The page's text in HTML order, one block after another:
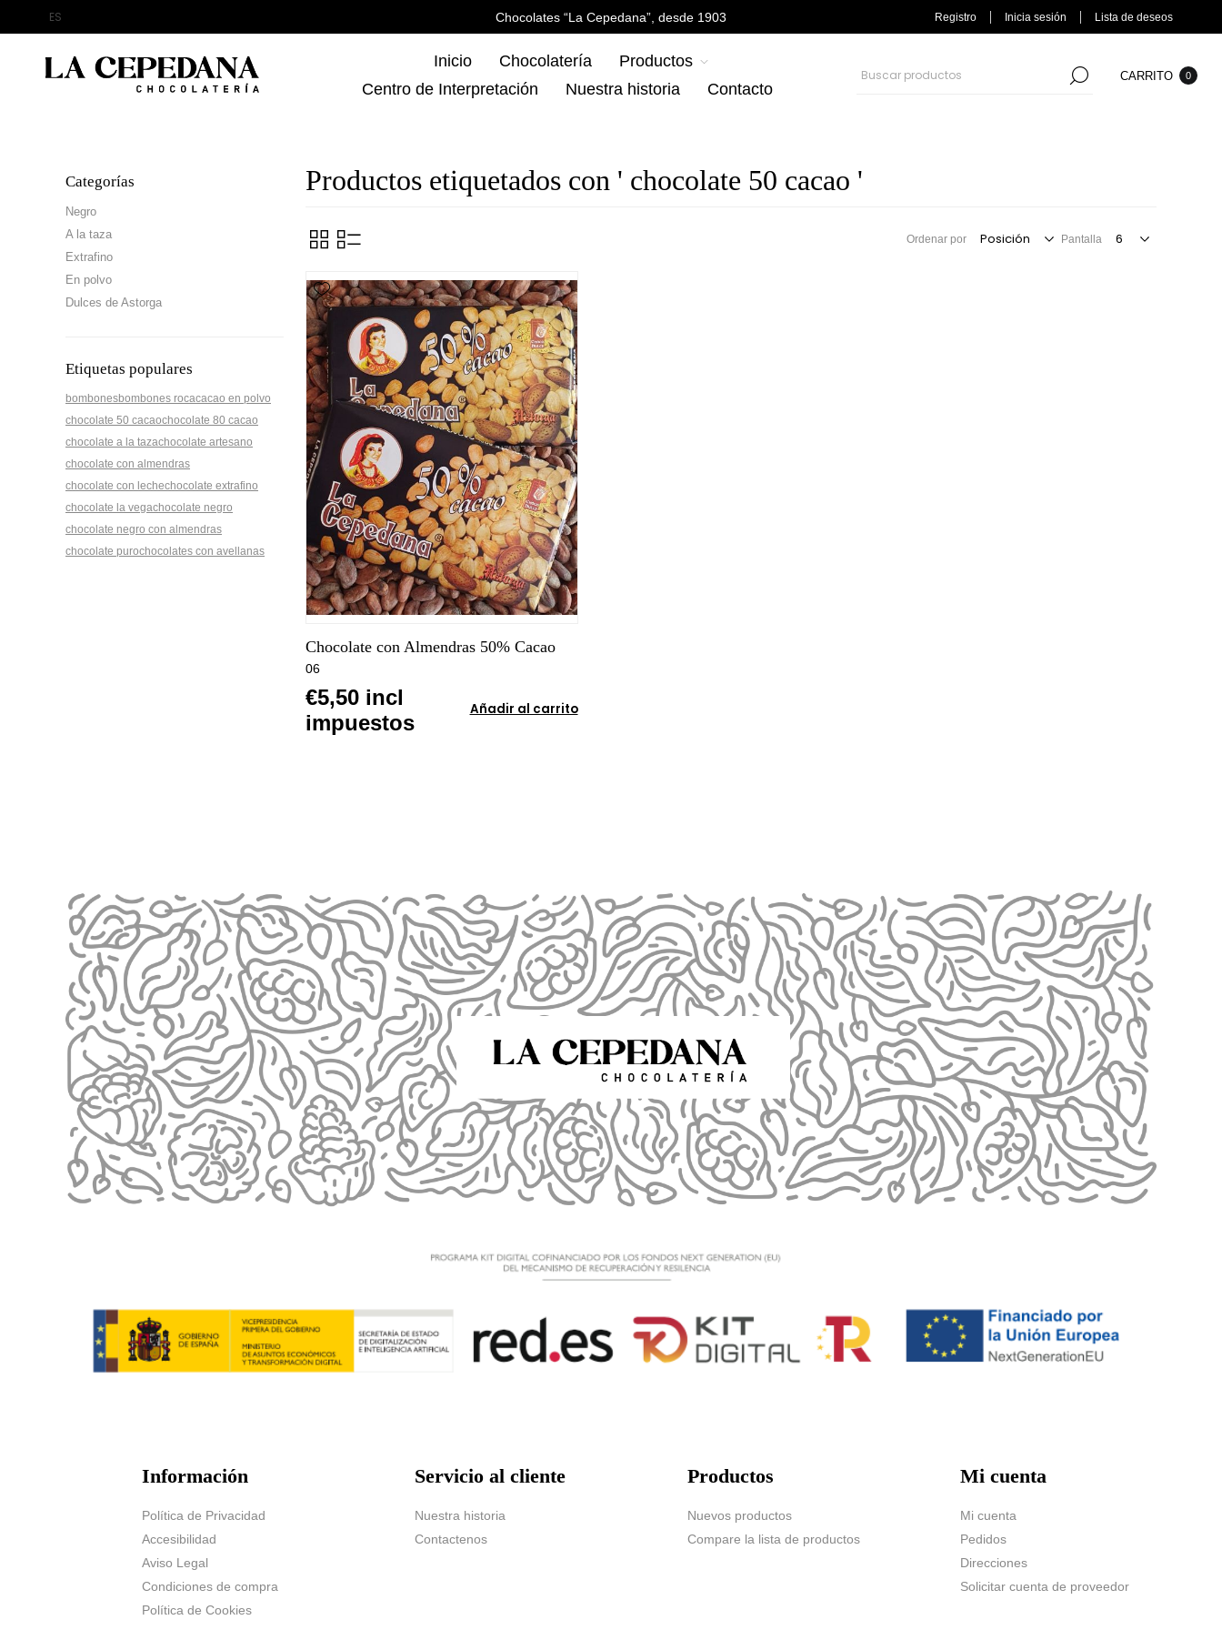
Chocolates “La Cepedana”, desde 1903 Registro Inicia sesión Lista de deseos
Inicio Chocolatería
Productos
Centro de Interpretación
Nuestra historia Contacto
CARRITO 0
Categorías
Negro
A la taza
Extrafino
En polvo
Dulces de Astorga
Etiquetas populares
bombonesbombones rocacacao en polvo
chocolate 50 cacaochocolate 80 cacao
chocolate a la tazachocolate artesano
chocolate con almendras
chocolate con lechechocolate extrafino
chocolate la vegachocolate negro
chocolate negro con almendras
chocolate purochocolates con avellanas
Productos etiquetados con ' chocolate 50 cacao '
Ordenar por Pantalla
Chocolate con Almendras 50% Cacao
06
€5,50 incl
impuestos
Añadir al carrito
Información
Política de Privacidad
Accesibilidad
Aviso Legal
Condiciones de compra
Política de Cookies
Servicio al cliente
Nuestra historia
Contactenos
Productos
Nuevos productos
Compare la lista de productos
Mi cuenta
Mi cuenta
Pedidos
Direcciones
Solicitar cuenta de proveedor